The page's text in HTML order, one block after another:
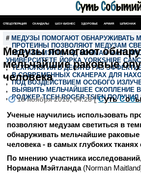
СПЕЦОПЕРАЦИЯ СКАНДАЛЫ ШОУ-БИЗНЕС ЗДОРОВЬЕ АРМИЯ ШПИОНАЖ
# МЕДУЗЫ ПОМОГАЮТ ОБНАРУЖИВАТЬ
,
ПРОТЕИНЫ ПОЗВОЛЯЮТ МЕДУЗАМ
, НОРМАН МЭЙТЛАНД NORMAN
УНИВЕРСИТЕТЕ ЙОРКА YORKSHIRE
,ТЕХНОЛОГИЯ В ДЕСЯТЬ РАЗ
,В СОВРЕМЕННЫХ СКАНЕРАХ ДЛЯ
,ПОД ВОЗДЕЙСТВИЕМ ОСОБОГО
,
ВЫЯВИТЬ МЕЛЬЧАЙШЕЕ СКОПЛЕНИЕ
,РОДЖЕР ТСЕН ROGER TSIEN
Медузы помогают
мельчайшие раковые
человека
18 ноября 2010, 04:28[СутьСоб
Ученые научились использовать
позволяют медузам светиться в
обнаруживать мельчайшие раковые
человека - в самых глубоких тканях
По мнению участника
Нормана Мэйтланда(Norman